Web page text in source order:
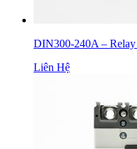
DIN300-240A –
Liên Hệ